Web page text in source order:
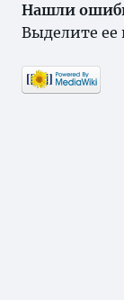
Нашли
Выделите